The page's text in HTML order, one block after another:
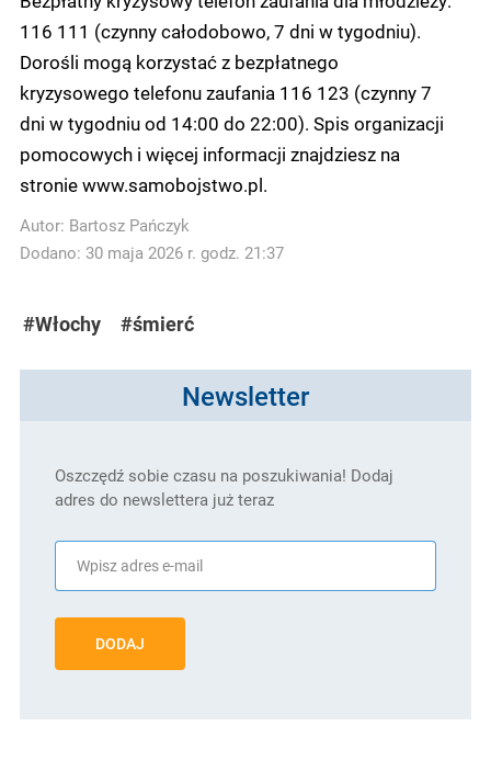
116 111 (czynny całodobowo, 7 dni w tygodniu).
Dorośli mogą korzystać z bezpłatnego
kryzysowego telefonu zaufania 116 123 (czynny 7
dni w tygodniu od 14:00 do 22:00). Spis organizacji
pomocowych i więcej informacji znajdziesz na
stronie www.samobojstwo.pl.
Autor: Bartosz Pańczyk
Dodano: 30 maja 2026 r. godz. 21:37
#Włochy #śmierć
Newsletter
Oszczędź sobie czasu na poszukiwania! Dodaj
adres do newslettera już teraz
DODAJ